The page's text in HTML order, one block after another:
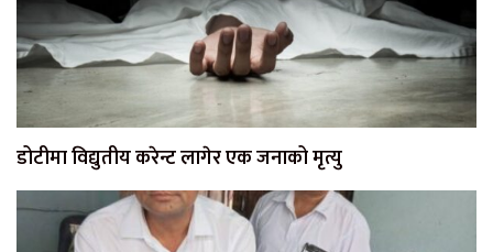
डोटीमा विद्युतीय करेन्ट लागेर एक जनाको मृत्यु